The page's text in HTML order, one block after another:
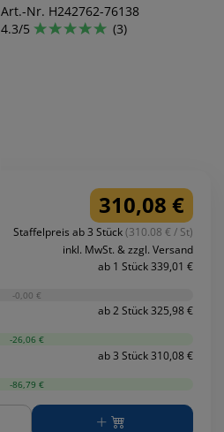
Art.-Nr. H242762-76138
4.3/5
(3)
310,08 €
Staffelpreis ab 3 Stück(310.08 € / St)
inkl. MwSt. & zzgl. Versand
ab 1 Stück 339,01 €
-0,00 €
ab 2 Stück 325,98 €
-26,06 €
ab 3 Stück 310,08 €
-86,79 €